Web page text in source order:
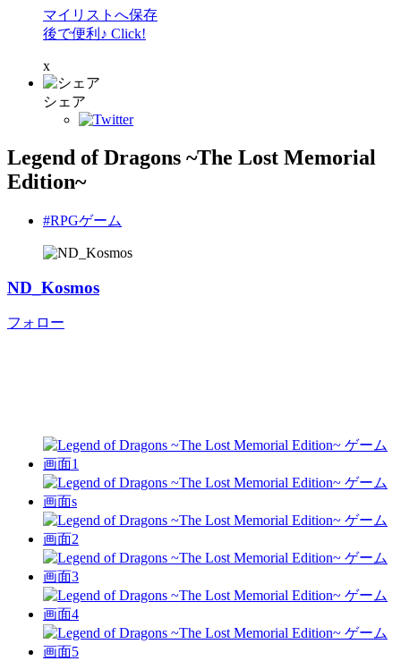
マイリストへ保存
後で便利♪ Click!
x
シェア
Legend of Dragons ~The Lost Memorial
Edition~
#RPGゲーム
ND_Kosmos
フォロー